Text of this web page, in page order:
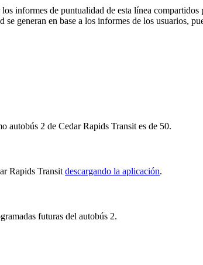
informes de puntualidad de esta línea compartidos
generan en base a los informes de los usuarios,
2 de Cedar Rapids Transit es de 50.
Rapids Transit descargando la aplicación.
futuras del autobús 2.